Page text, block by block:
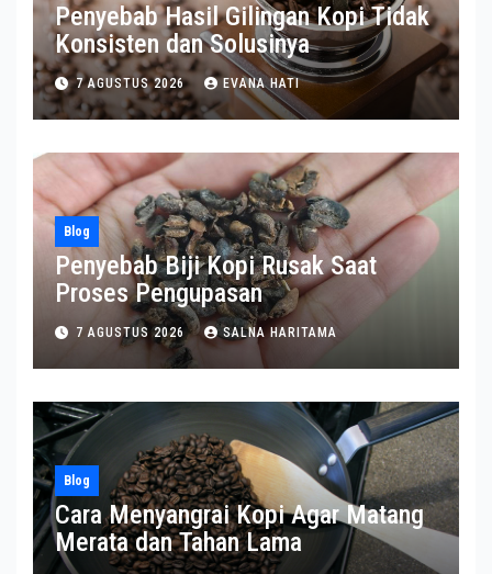
Penyebab Hasil Gilingan Kopi Tidak
Konsisten dan Solusinya
7 AGUSTUS 2026 EVANA HATI
Blog
Penyebab Biji Kopi Rusak Saat
Proses Pengupasan
7 AGUSTUS 2026 SALNA HARITAMA
Blog
Cara Menyangrai Kopi Agar Matang
Merata dan Tahan Lama